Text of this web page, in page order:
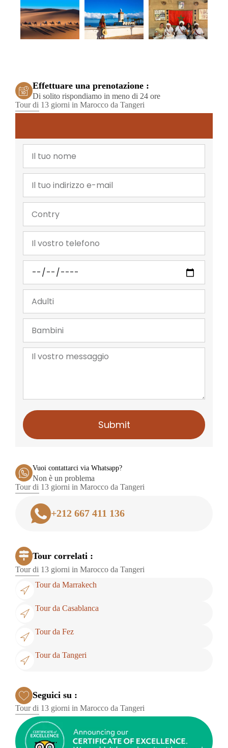
Effettuare una prenotazione :
Di solito rispondiamo in meno di 24 ore
Tour di 13 giorni in Marocco da Tangeri
Submit
Vuoi contattarci via Whatsapp?
Non è un problema
Tour di 13 giorni in Marocco da Tangeri
+212 667 411 136
Tour correlati :
Tour di 13 giorni in Marocco da Tangeri
Tour da Marrakech
Tour da Casablanca
Tour da Fez
Tour da Tangeri
Seguici su :
Tour di 13 giorni in Marocco da Tangeri